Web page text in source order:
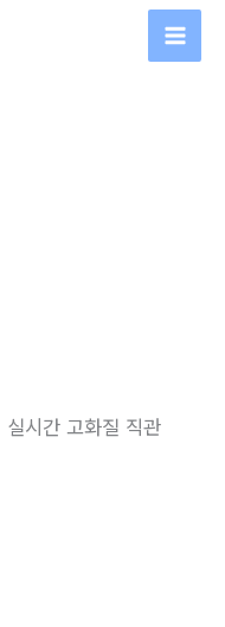
시간 고화질 직관